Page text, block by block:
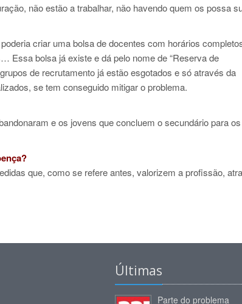
não estão a trabalhar, não havendo quem os possa
criar uma bolsa de docentes com horários
Essa bolsa já existe e dá pelo nome de “Reserva de
de recrutamento já estão esgotados e só através da
se tem conseguido mitigar o problema.
e os jovens que concluem o secundário para
que, como se refere antes, valorizem a profissão,
Últimas
Parte do problema